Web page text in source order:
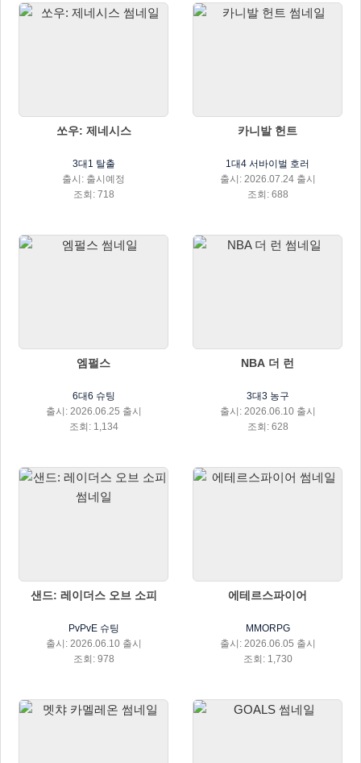
쏘우: 제네시스
3대1 탈출
출시: 출시예정
조회: 718
카니발 헌트
1대4 서바이벌 호러
출시: 2026.07.24 출시
조회: 688
엠펄스
6대6 슈팅
출시: 2026.06.25 출시
조회: 1,134
NBA 더 런
3대3 농구
출시: 2026.06.10 출시
조회: 628
샌드: 레이더스 오브 소피
PvPvE 슈팅
출시: 2026.06.10 출시
조회: 978
에테르스파이어
MMORPG
출시: 2026.06.05 출시
조회: 1,730